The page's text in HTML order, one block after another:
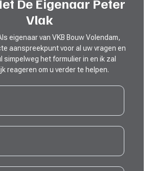
Vlak
eigenaar van VKB Bouw Volendam,
aanspreekpunt voor al uw vragen en
simpelweg het formulier in en ik zal
reageren om u verder te helpen.